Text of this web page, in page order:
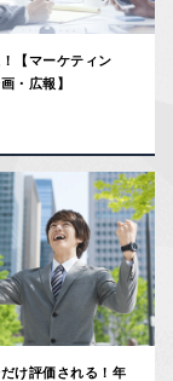
【マーケティン
・広報】
け評価される！年